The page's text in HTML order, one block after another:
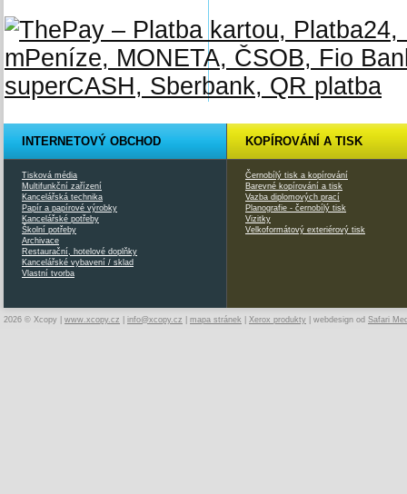
INTERNETOVÝ OBCHOD
Tisková média
Multifunkční zařízení
Kancelářská technika
Papír a papírové výrobky
Kancelářské potřeby
Školní potřeby
Archivace
Restaurační, hotelové doplňky
Kancelářské vybavení / sklad
Vlastní tvorba
KOPÍROVÁNÍ A TISK
Černobílý tisk a kopírování
Barevné kopírování a tisk
Vazba diplomových prací
Planografie - černobílý tisk
Vizitky
Velkoformátový exteriérový tisk
2026 © Xcopy | www.xcopy.cz info@xcopy.cz mapa stránek Xerox produkty | webdesign od Safari